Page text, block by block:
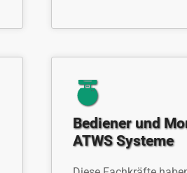
Bediener und
ATWS Systeme